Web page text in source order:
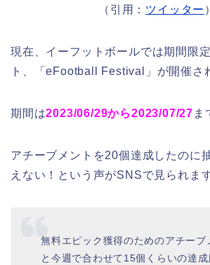
（引用： ツイッター ）
現在、イーフットボールでは期間限
ト、「eFootball Festival」が開催さ
期間は2023/06/29から2023/07/27 ま
アチーブメントを20個達成したのに
えない！という声がSNSで見られます
無料エピック獲得のためのアチーブ
と今週で合わせて15個くらいの達